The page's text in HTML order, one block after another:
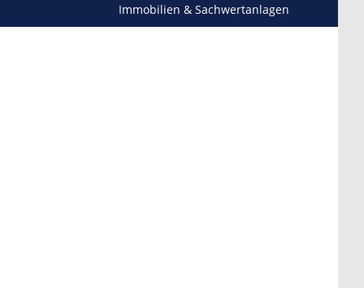
Immobilien & Sachwertanlagen